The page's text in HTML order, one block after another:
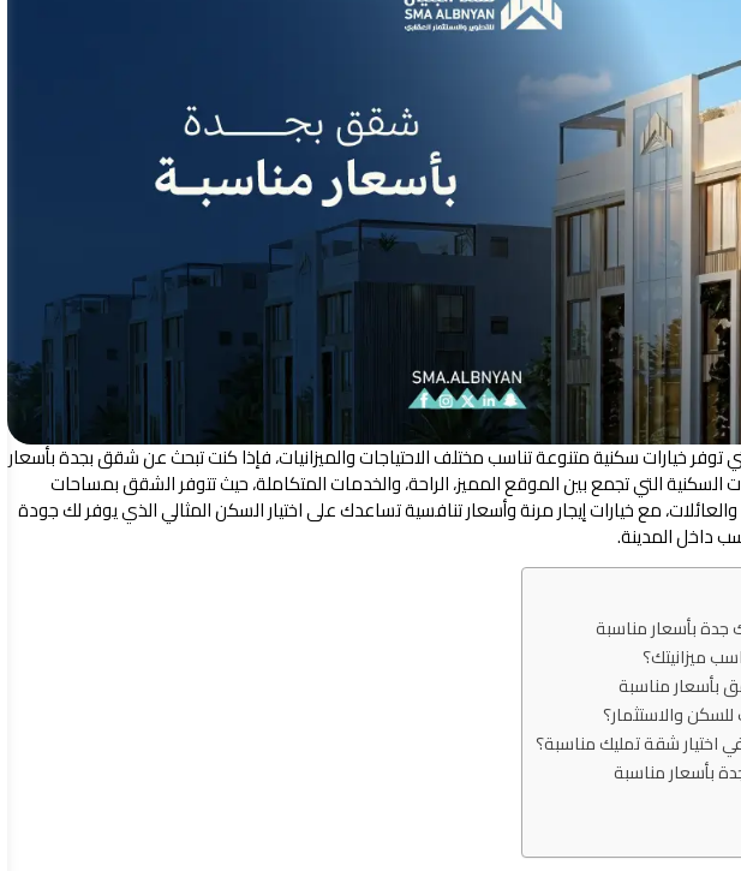
توفر خيارات سكنية متنوعة تناسب مختلف الاحتياجات والميزانيات، فإذا كنت تبحث عن شقق بجدة بأسعار
السكنية التي تجمع بين الموقع المميز، الراحة، والخدمات المتكاملة، حيث تتوفر الشقق بمساحات
مع خيارات إيجار مرنة وأسعار تنافسية تساعدك على اختيار السكن المثالي الذي يوفر لك جودة
داخل المدينة.
بأسعار مناسبة
ميزانيتك؟
بأسعار مناسبة
والاستثمار؟
اختيار شقة تمليك مناسبة؟